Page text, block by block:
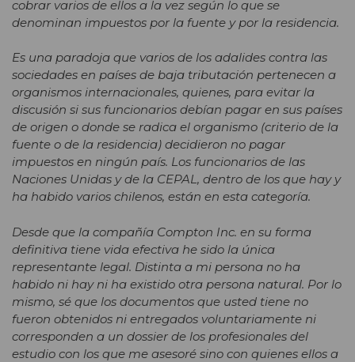
cobrar varios de ellos a la vez según lo que se
denominan impuestos por la fuente y por la residencia.
Es una paradoja que varios de los adalides contra las
sociedades en países de baja tributación pertenecen a
organismos internacionales, quienes, para evitar la
discusión si sus funcionarios debían pagar en sus países
de origen o donde se radica el organismo (criterio de la
fuente o de la residencia) decidieron no pagar
impuestos en ningún país. Los funcionarios de las
Naciones Unidas y de la CEPAL, dentro de los que hay y
ha habido varios chilenos, están en esta categoría.
Desde que la compañía Compton Inc. en su forma
definitiva tiene vida efectiva he sido la única
representante legal. Distinta a mi persona no ha
habido ni hay ni ha existido otra persona natural. Por lo
mismo, sé que los documentos que usted tiene no
fueron obtenidos ni entregados voluntariamente ni
corresponden a un dossier de los profesionales del
estudio con los que me asesoré sino con quienes ellos a